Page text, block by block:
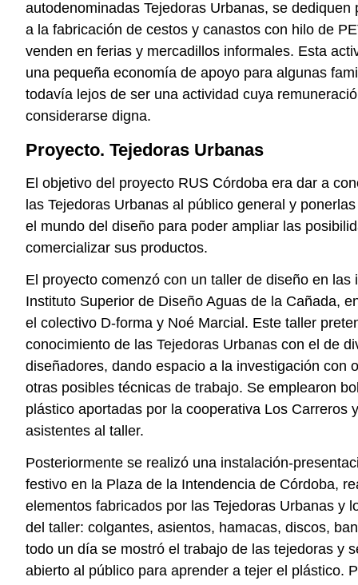
autodenominadas Tejedoras Urbanas, se dediquen
a la fabricación de cestos y canastos con hilo de
venden en ferias y mercadillos informales. Esta
una pequeña economía de apoyo para algunas
todavía lejos de ser una actividad cuya
considerarse digna.
Proyecto. Tejedoras Urbanas
El objetivo del proyecto RUS Córdoba era dar a
las Tejedoras Urbanas al público general y
el mundo del diseño para poder ampliar las
comercializar sus productos.
El proyecto comenzó con un taller de diseño en las
Instituto Superior de Diseño Aguas de la Cañada,
el colectivo D-forma y Noé Marcial. Este taller
conocimiento de las Tejedoras Urbanas con el de
diseñadores, dando espacio a la investigación con
otras posibles técnicas de trabajo. Se emplearon
plástico aportadas por la cooperativa Los Carreros
asistentes al taller.
Posteriormente se realizó una instalación-
festivo en la Plaza de la Intendencia de Córdoba,
elementos fabricados por las Tejedoras Urbanas y
del taller: colgantes, asientos, hamacas, discos,
todo un día se mostró el trabajo de las tejedoras y
abierto al público para aprender a tejer el plástico.